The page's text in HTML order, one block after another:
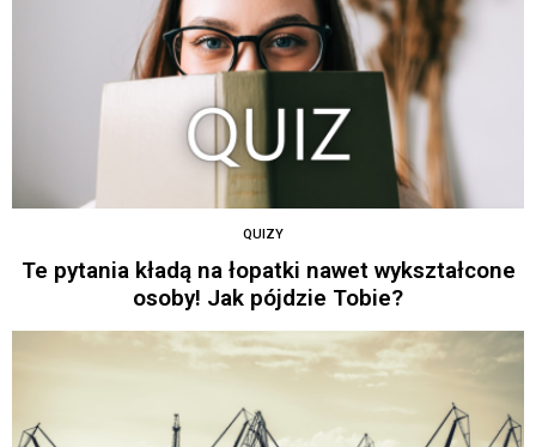
QUIZY
Te pytania kładą na łopatki nawet wykształcone
osoby! Jak pójdzie Tobie?